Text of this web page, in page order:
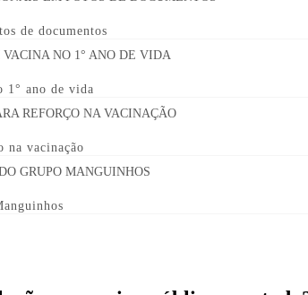
de documentos
1° ano de vida
na vacinação